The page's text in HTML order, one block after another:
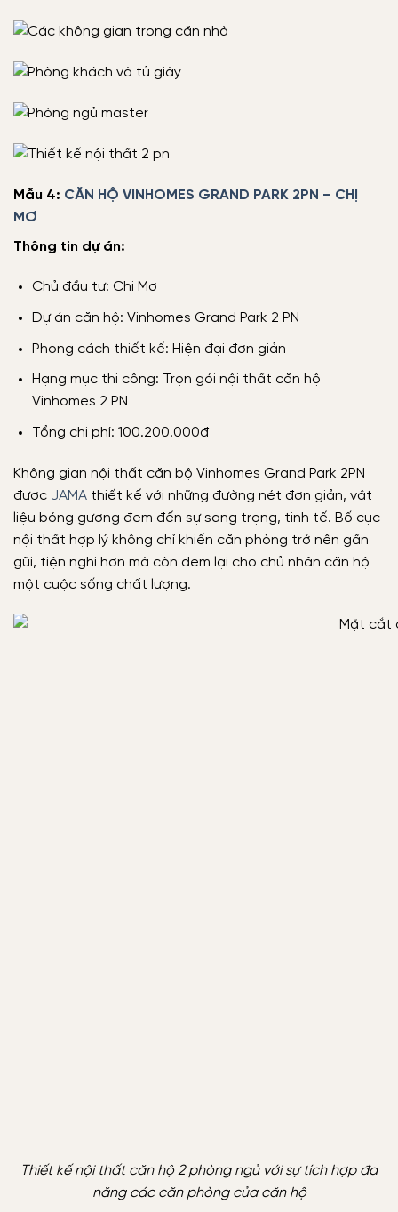
Mẫu 4: CĂN HỘ VINHOMES GRAND PARK 2PN – CHỊ
MƠ
Thông tin dự án:
Chủ đầu tư: Chị Mơ
Dự án căn hộ: Vinhomes Grand Park 2 PN
Phong cách thiết kế: Hiện đại đơn giản
Hạng mục thi công: Trọn gói nội thất căn hộ
Vinhomes 2 PN
Tổng chi phí: 100.200.000đ
Không gian nội thất căn bộ Vinhomes Grand Park 2PN
được JAMA thiết kế với những đường nét đơn giản, vật
liệu bóng gương đem đến sự sang trọng, tinh tế. Bố cục
nội thất hợp lý không chỉ khiến căn phòng trở nên gần
gũi, tiện nghi hơn mà còn đem lại cho chủ nhân căn hộ
một cuộc sống chất lượng.
Thiết kế nội thất căn hộ 2 phòng ngủ với sự tích hợp đa
năng các căn phòng của căn hộ